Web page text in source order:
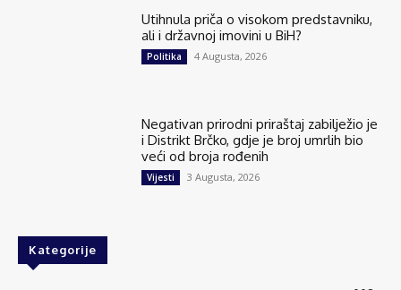
Utihnula priča o visokom predstavniku,
ali i državnoj imovini u BiH?
Politika 4 Augusta, 2026
Negativan prirodni priraštaj zabilježio je
i Distrikt Brčko, gdje je broj umrlih bio
veći od broja rođenih
Vijesti 3 Augusta, 2026
Kategorije